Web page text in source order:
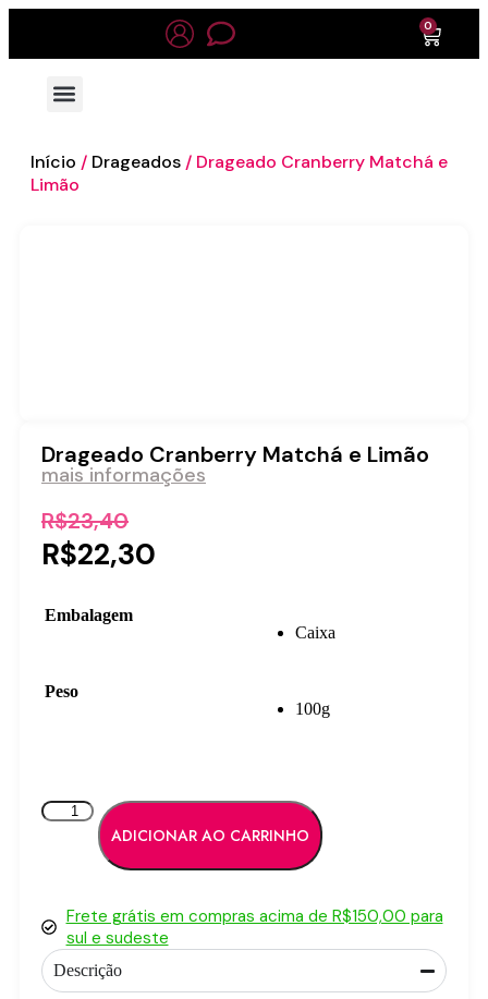
0
Início / Drageados / Drageado Cranberry Matchá e
Limão
Drageado Cranberry Matchá e Limão
mais informações
R$23,40
R$22,30
Embalagem
Caixa
Peso
100g
ADICIONAR AO CARRINHO
Frete grátis em compras acima de R$150,00 para
sul e sudeste
Descrição